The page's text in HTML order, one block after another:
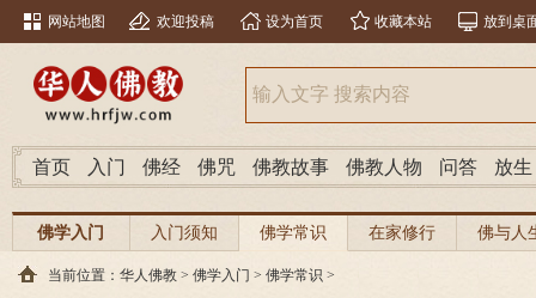
网站地图 欢迎投稿 设为首页 收藏本站 放到桌
首页 入门 佛经 佛咒 佛教故事 佛教人物 问答 放生
佛学入门 入门须知 佛学常识 在家修行 佛与人
当前位置： 华人佛教 > 佛学入门 > 佛学常识 >